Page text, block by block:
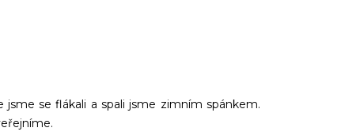
se flákali a spali jsme zimním spánkem.